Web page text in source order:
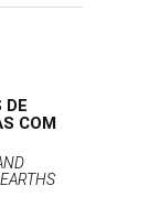
DE
COM